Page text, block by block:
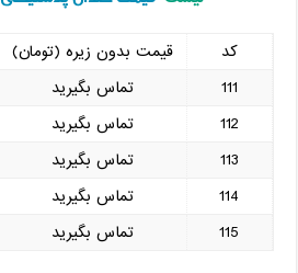
کد قیمت بدون زیره (تومان)
111
تماس بگیرید
112
تماس بگیرید
113
تماس بگیرید
114
تماس بگیرید
115
تماس بگیرید